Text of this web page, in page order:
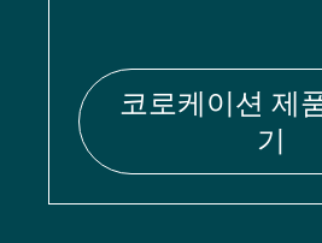
코로케이션 제
기